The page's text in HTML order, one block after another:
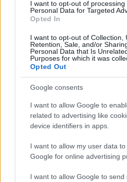
I want to opt-out of processing
Personal Data for Targeted
Opted In
I want to opt-out of Collection,
Retention, Sale, and/or
Personal Data that Is
Purposes for which it was
Opted Out
Google consents
I want to allow Google to
related to advertising like
device identifiers in apps.
I want to allow my user data
Google for online advertising
I want to allow Google to send
Forrás: KTE Facebook-oldala